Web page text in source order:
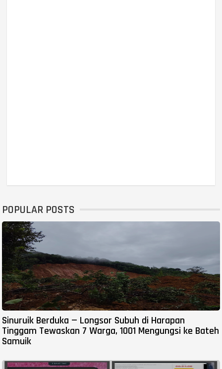
POPULAR POSTS
Sinuruik Berduka — Longsor Subuh di Harapan
Tinggam Tewaskan 7 Warga, 1001 Mengungsi ke Bateh
Samuik